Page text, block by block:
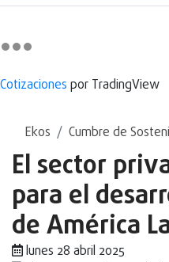
Cotizaciones por TradingView
Ekos Cumbre de
El sector
para el
de América
lunes 28 abril 2025